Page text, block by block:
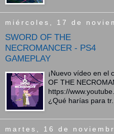
miércoles, 17 de
SWORD OF THE
NECROMANCER - PS4
GAMEPLAY
¡Nuevo vídeo en el
OF THE
https://
¿Qué harías para tr...
martes, 16 de